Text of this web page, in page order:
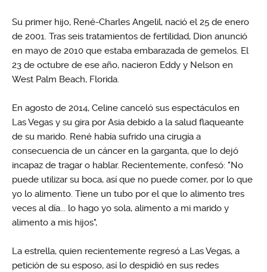
Su primer hijo, René-Charles Angelil, nació el 25 de enero
de 2001. Tras seis tratamientos de fertilidad, Dion anunció
en mayo de 2010 que estaba embarazada de gemelos. El
23 de octubre de ese año, nacieron Eddy y Nelson en
West Palm Beach, Florida.
En agosto de 2014, Celine canceló sus espectáculos en
Las Vegas y su gira por Asia debido a la salud flaqueante
de su marido. René había sufrido una cirugía a
consecuencia de un cáncer en la garganta, que lo dejó
incapaz de tragar o hablar. Recientemente, confesó: "No
puede utilizar su boca, así que no puede comer, por lo que
yo lo alimento. Tiene un tubo por el que lo alimento tres
veces al día... lo hago yo sola, alimento a mi marido y
alimento a mis hijos",
La estrella, quien recientemente regresó a Las Vegas, a
petición de su esposo, así lo despidió en sus redes